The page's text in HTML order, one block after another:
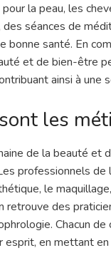
la peau, les
des séances de
bonne santé. En
et de bien-être
ainsi à
les
de la beauté et
professionnels
le
retrouve des
Chacun
esprit, en mettant